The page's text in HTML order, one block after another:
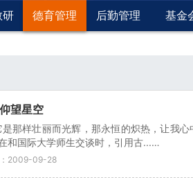
研 德育管理 后勤管理 基金
望星空
是那样壮丽而光辉，那永恒的炽热，让我
和国际大学师生交谈时，引用古...…
2009-09-28